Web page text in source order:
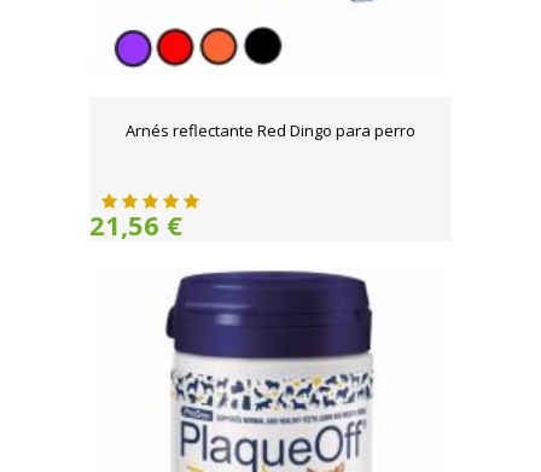
Arnés reflectante Red Dingo para perro
21,56 €